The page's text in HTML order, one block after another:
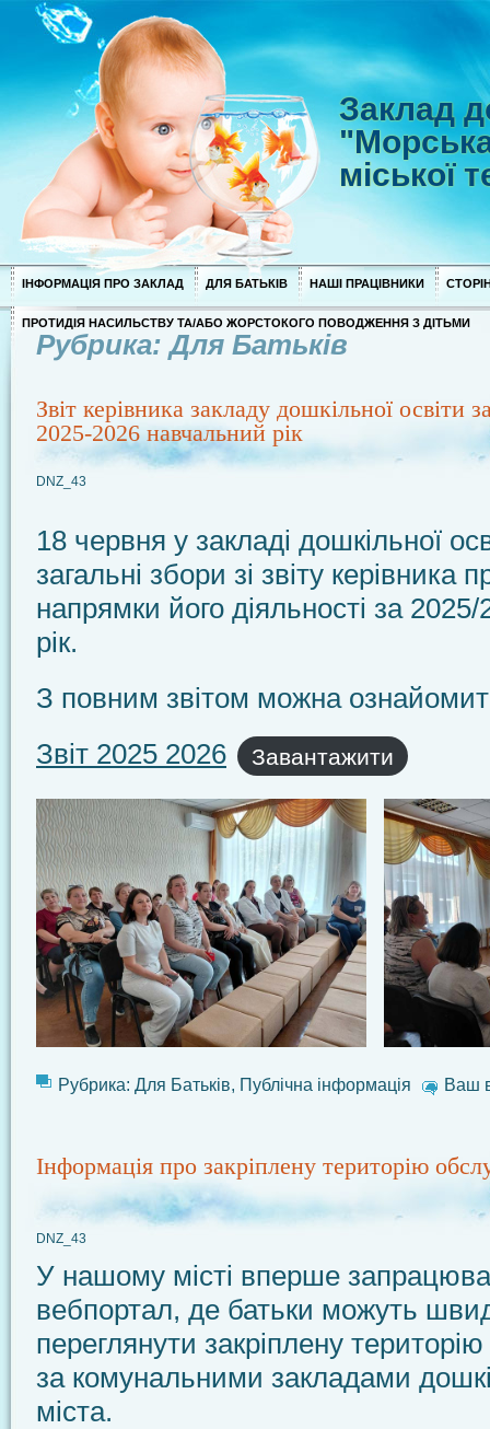
Заклад
міської
ІНФОРМАЦІЯ ПРО ЗАКЛАД ДЛЯ БАТЬКІВ НАШІ ПРАЦІВНИКИ
ПРОТИДІЯ НАСИЛЬСТВУ ТА/АБО ЖОРСТОКОГО ПОВОДЖЕННЯ З ДІТЬМИ
Рубрика: Для Батьків
Звіт керівника закладу дошкільної освіти
2025-2026 навчальний рік
DNZ_43
18 червня у закладі дошкільної
загальні збори зі звіту керівника
напрямки його діяльності за
рік.
З повним звітом можна
Звіт 2025 2026
Завантажити
Рубрика: Для Батьків Публічна інформація Ваш
Інформація про закріплену територію
DNZ_43
У нашому місті вперше
вебпортал, де батьки можуть
переглянути закріплену
за комунальними закладами
міста.